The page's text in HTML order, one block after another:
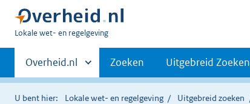
U
hier:
Lokale wet- en regelgeving
Primaire
navigatie
Andere
sites
binnen
Overheid.nl Zoeken Uitgebreid Zoeken
U bent hier: Lokale wet- en regelgeving Uitgebreid zoeken